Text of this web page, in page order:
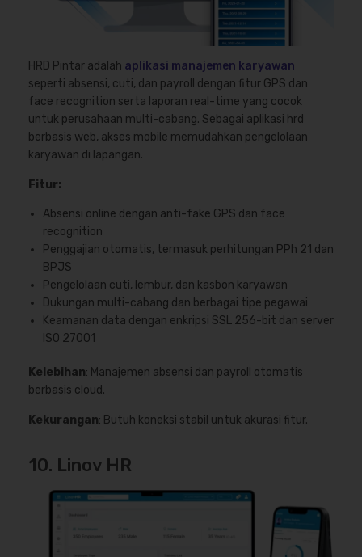
HRD Pintar adalah aplikasi manajemen karyawan
seperti absensi, cuti, dan payroll dengan fitur GPS dan
face recognition serta laporan real-time yang cocok
untuk perusahaan multi-cabang. Sebagai aplikasi hrd
berbasis web, akses mobile memudahkan pengelolaan
karyawan di lapangan.
Fitur:
Absensi online dengan anti-fake GPS dan face
recognition
Penggajian otomatis, termasuk perhitungan PPh 21 dan
BPJS
Pengelolaan cuti, lembur, dan kasbon karyawan
Dukungan multi-cabang dan berbagai tipe pegawai
Keamanan data dengan enkripsi SSL 256-bit dan server
ISO 27001
Kelebihan: Manajemen absensi dan payroll otomatis
berbasis cloud.
Kekurangan: Butuh koneksi stabil untuk akurasi fitur.
10. Linov HR